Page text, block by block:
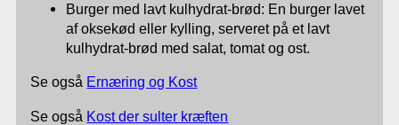
Burger med lavt kulhydrat-brød: En burger lavet
af oksekød eller kylling, serveret på et lavt
kulhydrat-brød med salat, tomat og ost.
Se også Ernæring og Kost
Se også Kost der sulter kræften